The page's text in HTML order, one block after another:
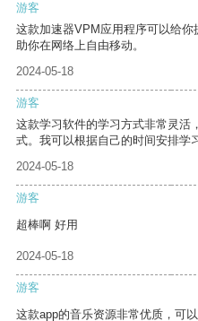
游客
这款加速器VPM应用程序可以给
助你在网络上自由移动。
2024-05-18
游客
这款学习软件的学习方式非常灵活
式。我可以根据自己的时间安排学
2024-05-18
游客
超棒啊 好用
2024-05-18
游客
这款app的音乐资源非常优质，可